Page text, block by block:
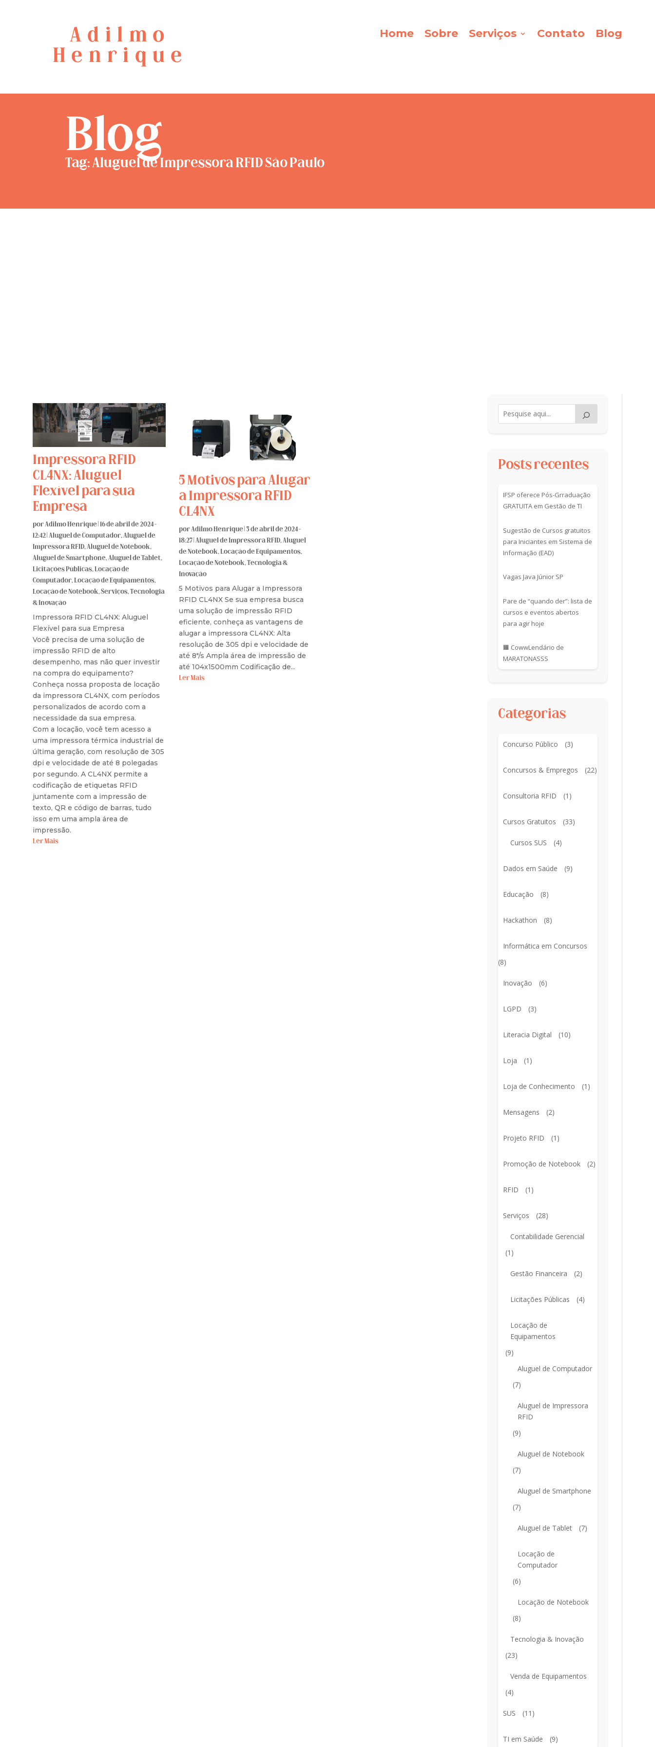
Adilmo
Henrique
Home Sobre Serviços Contato Blog
Blog
Tag: Aluguel de Impressora RFID São Paulo
Impressora RFID
CL4NX: Aluguel
Flexível para sua
Empresa
porAdilmo Henrique| 16 de abril de 2024 -
12:42|Aluguel de Computador,Aluguel de
Impressora RFID,Aluguel de Notebook,
Aluguel de Smartphone,Aluguel de Tablet,
Licitações Públicas,Locação de
Computador,Locação de Equipamentos,
Locação de Notebook,Serviços,Tecnologia
& Inovação
Impressora RFID CL4NX: Aluguel
Flexível para sua Empresa
Você precisa de uma solução de
impressão RFID de alto
desempenho, mas não quer investir
na compra do equipamento?
Conheça nossa proposta de locação
da impressora CL4NX, com períodos
personalizados de acordo com a
necessidade da sua empresa.
Com a locação, você tem acesso a
uma impressora térmica industrial de
última geração, com resolução de 305
dpi e velocidade de até 8 polegadas
por segundo. A CL4NX permite a
codificação de etiquetas RFID
juntamente com a impressão de
texto, QR e código de barras, tudo
isso em uma ampla área de
impressão.
Ler Mais
5 Motivos para Alugar
a Impressora RFID
CL4NX
porAdilmo Henrique| 3 de abril de 2024 -
18:27 Aluguel de Impressora RFID,Aluguel
de Notebook,Locação de Equipamentos,
Locação de Notebook,Tecnologia &
Inovação
5 Motivos para Alugar a Impressora
RFID CL4NX Se sua empresa busca
uma solução de impressão RFID
eficiente, conheça as vantagens de
alugar a impressora CL4NX: Alta
resolução de 305 dpi e velocidade de
até 8"/s Ampla área de impressão de
até 104x1500mm Codificação de...
Ler Mais
Posts recentes
IFSP oferece Pós-Grraduação
GRATUITA em Gestão de TI
Sugestão de Cursos gratuitos
para Iniciantes em Sistema de
Informação (EAD)
Vagas Java Júnior SP
Pare de “quando der”: lista de
cursos e eventos abertos
para agir hoje
🟧 CowwLendário de
MARATONASSS
Categorias
Concurso Público (3)
Concursos & Empregos (22)
Consultoria RFID (1)
Cursos Gratuitos (33)
Cursos SUS (4)
Dados em Saúde (9)
Educação (8)
Hackathon (8)
Informática em Concursos
(8)
Inovação (6)
LGPD (3)
Literacia Digital (10)
Loja (1)
Loja de Conhecimento (1)
Mensagens (2)
Projeto RFID (1)
Promoção de Notebook (2)
RFID (1)
Serviços (28)
Contabilidade Gerencial
(1)
Gestão Financeira (2)
Licitações Públicas (4)
Locação de
Equipamentos
(9)
Aluguel de Computador
(7)
Aluguel de Impressora
RFID
(9)
Aluguel de Notebook
(7)
Aluguel de Smartphone
(7)
Aluguel de Tablet (7)
Locação de
Computador
(6)
Locação de Notebook
(8)
Tecnologia & Inovação
(23)
Venda de Equipamentos
(4)
SUS (11)
TI em Saúde (9)